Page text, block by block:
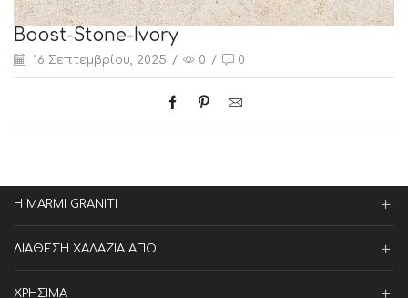
Boost-Stone-Ivory
16 Σεπτεμβρίου, 2025 / 0 / 0
Η MARMI GRANITI
ΔΙΑΘΕΣΗ ΧΑΛΑΖΙΑ ΑΠΟ
ΧΡΗΣΙΜΑ